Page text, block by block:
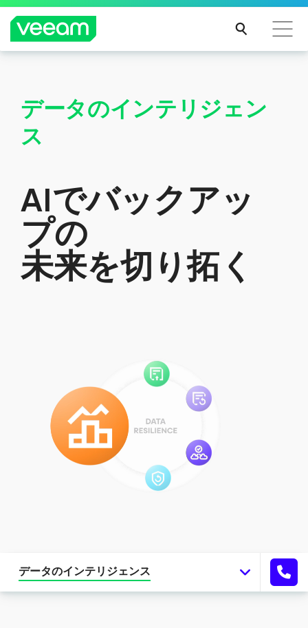
るお客様向けのVeeamのガイダンス
続き
を読
2025年版ガートナー マジック・ク
アドラント
レポートを読む
データのインテリジェン
ス
AIでバックアッ
プの
未来を切り拓く
データのインテリジェンス